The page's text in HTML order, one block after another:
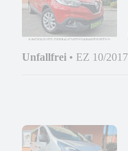
Unfallfrei • EZ 10/2017